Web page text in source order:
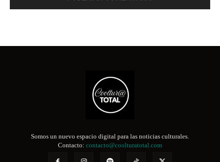
Somos un nuevo espacio digital para las noticias culturales.
Contacto: contacto@coolturatotal.com